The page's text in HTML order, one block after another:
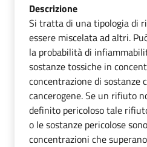
Descrizione
Si tratta di una tipologia di
essere miscelata ad altri.
la probabilità di
sostanze tossiche in
concentrazione di sostanze
cancerogene. Se un rifiuto
definito pericoloso tale
o le sostanze pericolose
concentrazioni che